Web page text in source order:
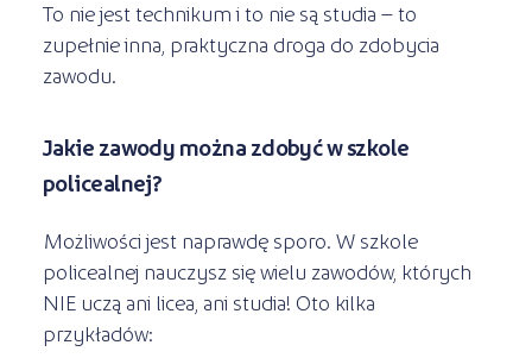
To nie jest technikum i to nie są studia – to
zupełnie inna, praktyczna droga do zdobycia
zawodu.
Jakie zawody można zdobyć w szkole
policealnej?
Możliwości jest naprawdę sporo. W szkole
policealnej nauczysz się wielu zawodów, których
NIE uczą ani licea, ani studia! Oto kilka
przykładów: